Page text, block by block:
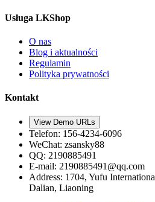
Usługa LKShop
O nas
Blog i aktualności
Regulamin
Polityka prywatności
Kontakt
View Demo URLs
Telefon: 156-4234-6096
WeChat: zsansky88
QQ: 2190885491
E-mail: 2190885491@qq.com
Address: 1704, Yufu
Dalian, Liaoning